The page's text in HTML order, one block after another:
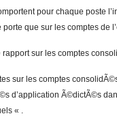
pour chaque poste
que sur les comptes de
sur les comptes
sur les comptes
d’application Ã©dictÃ©s
« .